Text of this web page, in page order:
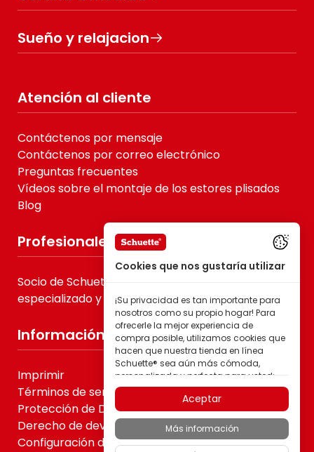
Sueño y relajacion
Atención al cliente
Contáctenos por mensaje
Contáctenos por correo electrónico
Preguntas frecuentes
Vídeos sobre el montaje de los estores plisados
Blog
Profesionales
Socio de Schuette® para B2B, comercio
especializado y proveedores de servicios
Información
Imprimir
Términos de servicio
Protección de Datos
Derecho de devolución
Configuración de cookies
Cookies que nos gustaría utilizar
¡Su privacidad es tan importante para
nosotros como su propio hogar! Para
ofrecerle la mejor experiencia de
compra posible, utilizamos cookies que
hacen que nuestra tienda en línea
Schuette® sea aún más cómoda,
personalizada y perfecta para usted;
todo para que pueda descubrir
productos de la marca Schuette® con
la mejor calidad.
Algunas de estas cookies son
necesarias para que nuestra tienda
Aceptar
Más información